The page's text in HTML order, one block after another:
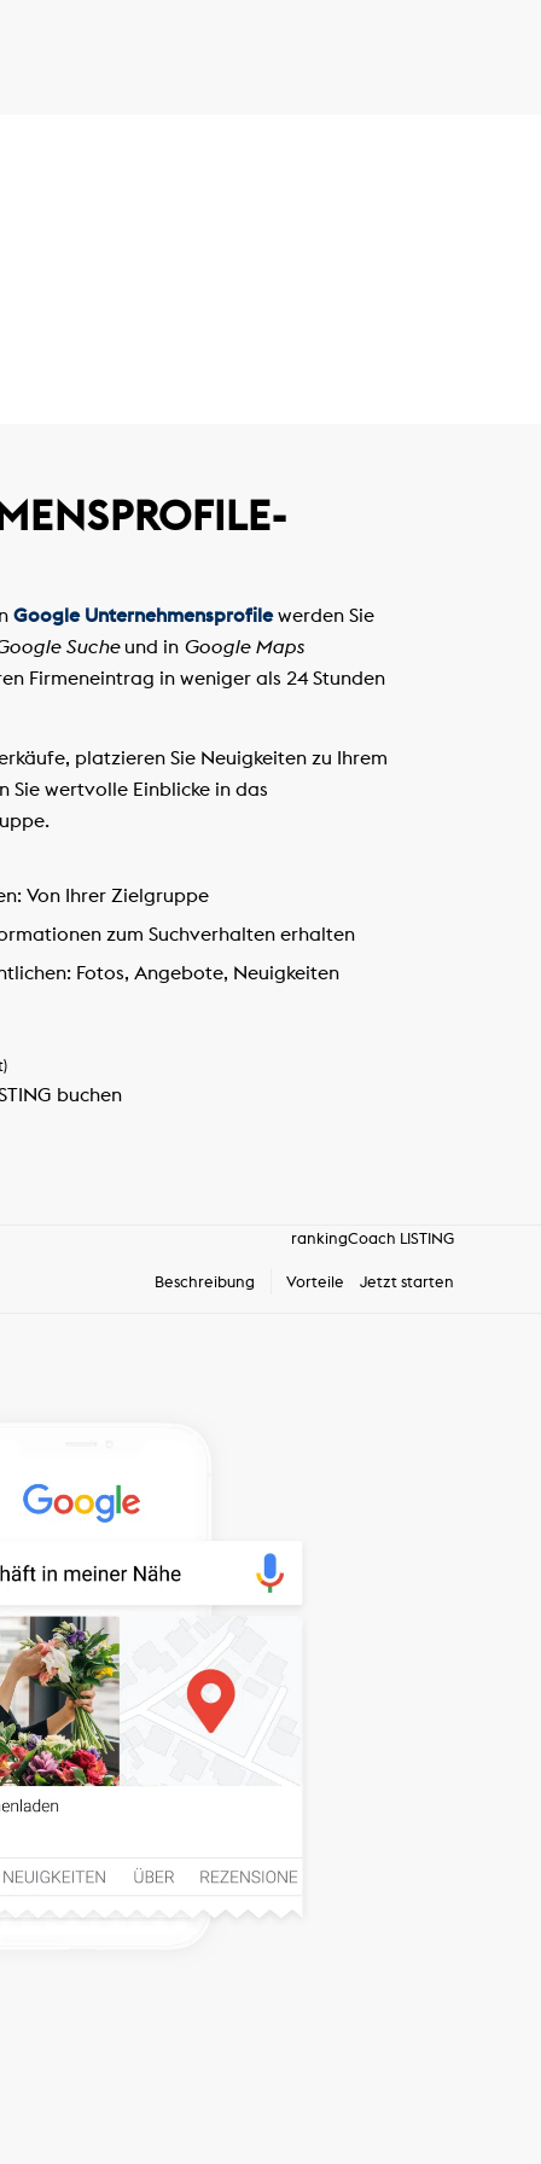
Google Unternehmensprofilewerden Sie
Sucheund in Google Maps
Firmeneintrag in weniger als 24 Stunden
platzieren Sie Neuigkeiten zu Ihrem
Sie wertvolle Einblicke in das
Von Ihrer Zielgruppe
zum Suchverhalten erhalten
Fotos, Angebote, Neuigkeiten
buchen
rankingCoach LISTING
Beschreibung Vorteile Jetzt starten